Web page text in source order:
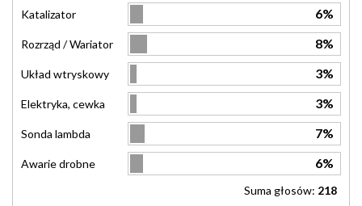
Katalizator 6%
Rozrząd / Wariator 8%
Układ wtryskowy 3%
Elektryka, cewka 3%
Sonda lambda 7%
Awarie drobne 6%
Suma głosów: 218